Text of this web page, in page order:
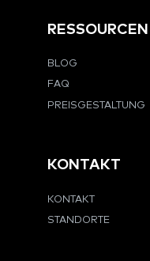
RESSOURCEN
BLOG
FAQ
PREISGESTALTUNG
KONTAKT
KONTAKT
STANDORTE